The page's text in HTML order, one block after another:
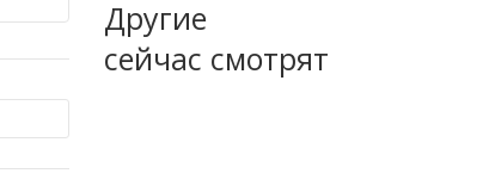
Другие
сейчас смотрят